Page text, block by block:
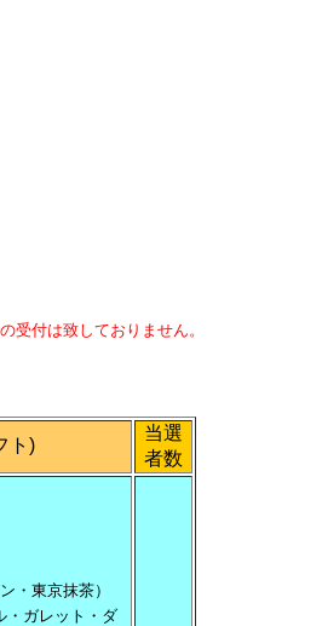
受付は致しておりません。
ト)
当選
者数
・東京抹茶）
・ガレット・ダ